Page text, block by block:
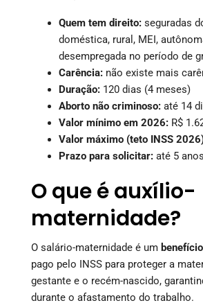
Quem tem direito: seguradas
doméstica, rural, MEI,
desempregada no período de
Carência: não existe mais
Duração: 120 dias (4 meses)
Aborto não criminoso: até 14
Valor mínimo em 2026: R$
Valor máximo (teto INSS
Prazo para solicitar: até 5
O que é auxílio-
maternidade?
O salário-maternidade é um
pago pelo INSS para proteger a
gestante e o recém-nascido,
durante o afastamento do trabalho.